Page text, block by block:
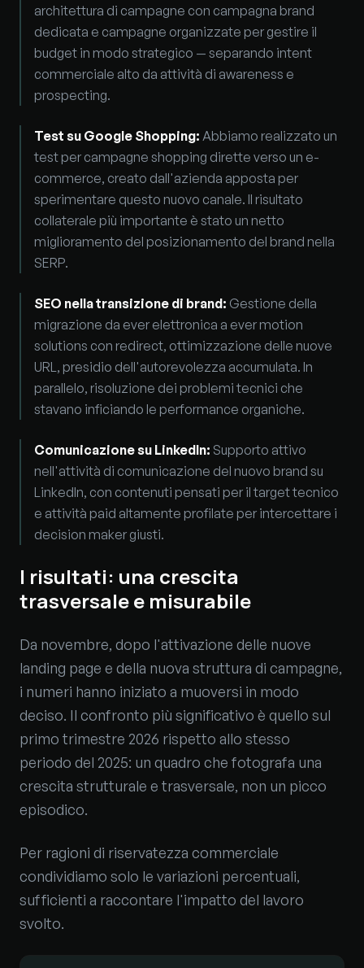
architettura di campagne con campagna brand
dedicata e campagne organizzate per gestire il
budget in modo strategico — separando intent
commerciale alto da attività di awareness e
prospecting.
Test su Google Shopping: Abbiamo realizzato un
test per campagne shopping dirette verso un e-
commerce, creato dall'azienda apposta per
sperimentare questo nuovo canale. Il risultato
collaterale più importante è stato un netto
miglioramento del posizionamento del brand nella
SERP.
SEO nella transizione di brand: Gestione della
migrazione da ever elettronica a ever motion
solutions con redirect, ottimizzazione delle nuove
URL, presidio dell'autorevolezza accumulata. In
parallelo, risoluzione dei problemi tecnici che
stavano inficiando le performance organiche.
Comunicazione su LinkedIn: Supporto attivo
nell'attività di comunicazione del nuovo brand su
LinkedIn, con contenuti pensati per il target tecnico
e attività paid altamente profilate per intercettare i
decision maker giusti.
I risultati: una crescita
trasversale e misurabile
Da novembre, dopo l'attivazione delle nuove
landing page e della nuova struttura di campagne,
i numeri hanno iniziato a muoversi in modo
deciso. Il confronto più significativo è quello sul
primo trimestre 2026 rispetto allo stesso
periodo del 2025: un quadro che fotografa una
crescita strutturale e trasversale, non un picco
episodico.
Per ragioni di riservatezza commerciale
condividiamo solo le variazioni percentuali,
sufficienti a raccontare l'impatto del lavoro
svolto.